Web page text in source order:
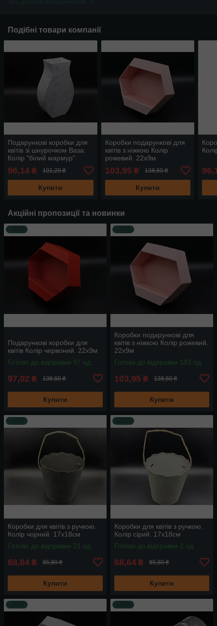
Подібні товари компанії
Подарункові коробки для
квітів зі шнурочком Ваза.
Колір "білий мармур".
96,14 ₴ 101,20 ₴
Купити
Коробки подарункові для
квітів з ніжкою Колір
рожевий. 22х9м
103,95₴ 138,60 ₴
Купити
Акційні пропозиції та новинки
Подарункові коробки для
квітів Колір червоний. 22х9м
Готово до відправки 97 од.
97,02 ₴ 138,60 ₴
Купити
Коробки подарункові для
квітів з ніжкою Колір рожевий.
22х9м
Готово до відправки 183 од.
103,95 ₴ 138,60 ₴
Купити
Коробки для квітів з ручкою.
Колір чорний. 17х18см
Готово до відправки 21 од.
68,64 ₴ 85,80 ₴
Купити
Коробки для квітів з ручкою.
Колір сірий. 17х18см
Готово до відправки 2 од.
68,64 ₴ 85,80 ₴
Купити